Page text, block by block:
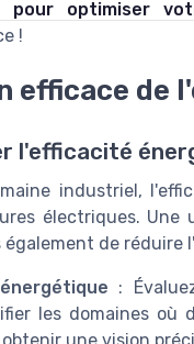
pour optimiser
!
efficace de
l'efficacité
industriel,
électriques. Une
également de réduire
:
les domaines où